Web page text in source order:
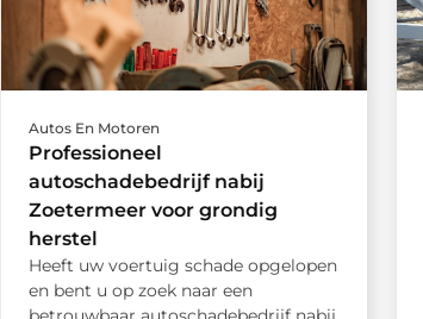
Autos En Motoren
Professioneel
autoschadebedrijf nabij
Zoetermeer voor grondig
herstel
Heeft uw voertuig schade opgelopen
en bent u op zoek naar een